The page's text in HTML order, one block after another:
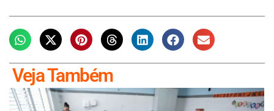
Veja Também